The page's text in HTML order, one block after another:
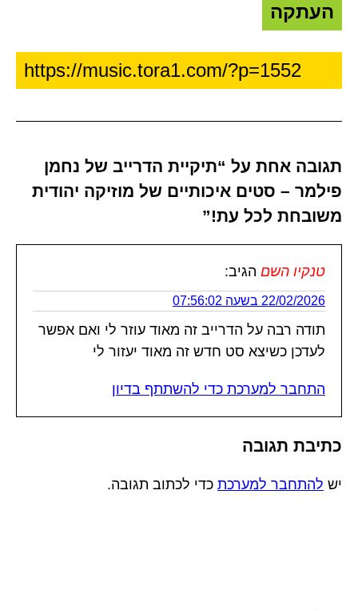
העתקה
תגובה אחת על “תיקיית הדרייב של נחמן
פילמר – סטים איכותיים של מוזיקה יהודית
משובחת לכל עת!”
טנקיו השם הגיב:
22/02/2026 בשעה 07:56:02
תודה רבה על הדרייב זה מאוד עוזר לי ואם אפשר
לעדכן כשיצא סט חדש זה מאוד יעזור לי
התחבר למערכת כדי להשתתף בדיון
כתיבת תגובה
יש להתחבר למערכת כדי לכתוב תגובה.